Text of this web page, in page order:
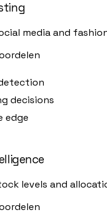
media and
decisions
edge
levels and